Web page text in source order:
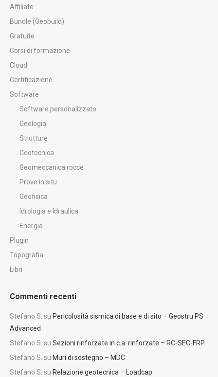
Affiliate
Bundle (Geobuild)
Gratuite
Corsi di formazione
Cloud
Certificazione
Software
Software personalizzato
Geologia
Strutture
Geotecnica
Geomeccanica rocce
Prove in situ
Geofisica
Idrologia e Idraulica
Energia
Plugin
Topografia
Libri
Commenti recenti
Stefano S. su Pericolosità sismica di base e di sito – Geostru PS
Advanced
Stefano S. su Sezioni rinforzate in c.a. rinforzate – RC-SEC-FRP
Stefano S. su Muri di sostegno – MDC
Stefano S. su Relazione geotecnica – Loadcap